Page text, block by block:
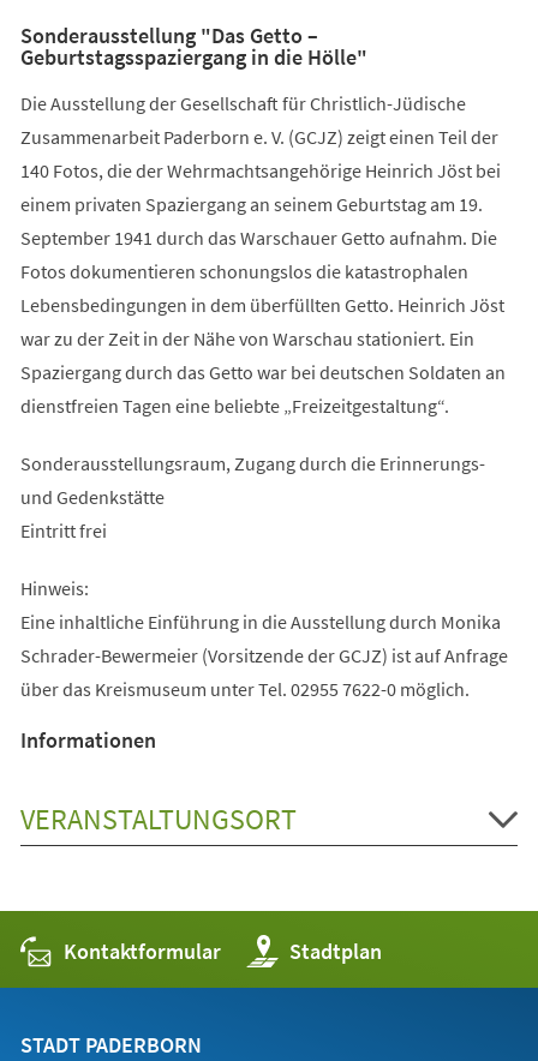
Sonderausstellung "Das Getto –
Geburtstagsspaziergang in die Hölle"
Die Ausstellung der Gesellschaft für Christlich-Jüdische
Zusammenarbeit Paderborn e. V. (GCJZ) zeigt einen Teil der
140 Fotos, die der Wehrmachtsangehörige Heinrich Jöst bei
einem privaten Spaziergang an seinem Geburtstag am 19.
September 1941 durch das Warschauer Getto aufnahm. Die
Fotos dokumentieren schonungslos die katastrophalen
Lebensbedingungen in dem überfüllten Getto. Heinrich Jöst
war zu der Zeit in der Nähe von Warschau stationiert. Ein
Spaziergang durch das Getto war bei deutschen Soldaten an
dienstfreien Tagen eine beliebte „Freizeitgestaltung“.
Sonderausstellungsraum, Zugang durch die Erinnerungs-
und Gedenkstätte
Eintritt frei
Hinweis:
Eine inhaltliche Einführung in die Ausstellung durch Monika
Schrader-Bewermeier (Vorsitzende der GCJZ) ist auf Anfrage
über das Kreismuseum unter Tel. 02955 7622-0 möglich.
Informationen
VERANSTALTUNGSORT
Kontaktformular Stadtplan
(Öffnet
in
einem
STADT PADERBORN